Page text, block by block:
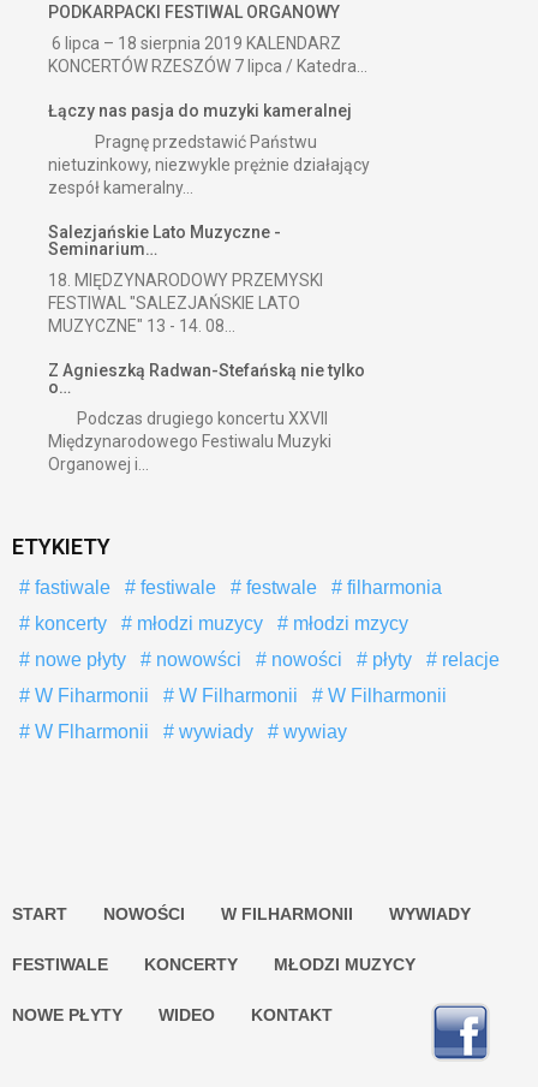
PODKARPACKI FESTIWAL ORGANOWY
6 lipca – 18 sierpnia 2019 KALENDARZ
KONCERTÓW RZESZÓW 7 lipca / Katedra...
Łączy nas pasja do muzyki kameralnej
Pragnę przedstawić Państwu
nietuzinkowy, niezwykle prężnie działający
zespół kameralny...
Salezjańskie Lato Muzyczne -
Seminarium…
18. MIĘDZYNARODOWY PRZEMYSKI
FESTIWAL "SALEZJAŃSKIE LATO
MUZYCZNE" 13 - 14. 08...
Z Agnieszką Radwan-Stefańską nie tylko
o…
Podczas drugiego koncertu XXVII
Międzynarodowego Festiwalu Muzyki
Organowej i...
ETYKIETY
fastiwale festiwale festwale
filharmonia
koncerty
młodzi muzycy
młodzi mzycy
nowe płyty
nowowści nowości płyty
relacje
W Fiharmonii
W Filharmonii
W Filharmonii
W Flharmonii
wywiady wywiay
START NOWOŚCI W FILHARMONII WYWIADY
FESTIWALE KONCERTY MŁODZI MUZYCY
NOWE PŁYTY WIDEO KONTAKT